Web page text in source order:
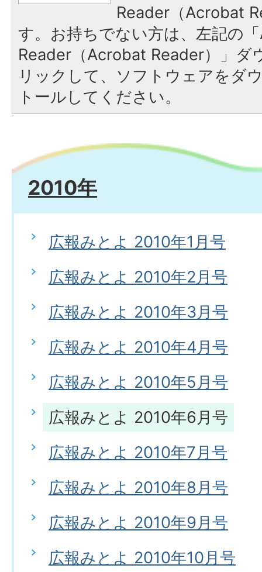
Reader（Acrobat
す。お持ちでない方は、左記の
Reader（Acrobat Reader）」ダ
リックして、ソフトウェアをダ
トールしてください。
2010年
広報みとよ 2010年1月号
広報みとよ 2010年2月号
広報みとよ 2010年3月号
広報みとよ 2010年4月号
広報みとよ 2010年5月号
広報みとよ 2010年6月号
広報みとよ 2010年7月号
広報みとよ 2010年8月号
広報みとよ 2010年9月号
広報みとよ 2010年10月号